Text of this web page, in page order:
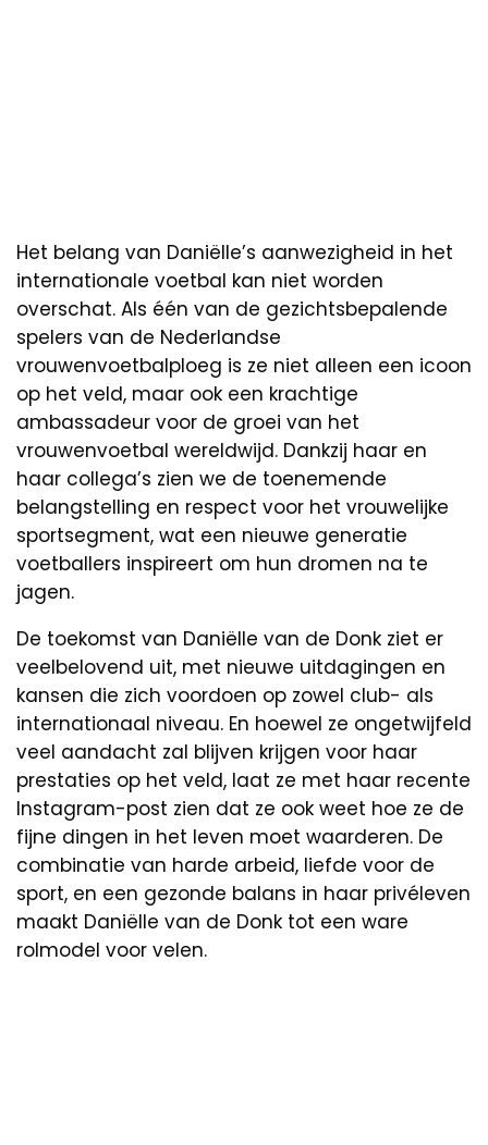
Het belang van Daniëlle’s aanwezigheid in het
internationale voetbal kan niet worden
overschat. Als één van de gezichtsbepalende
spelers van de Nederlandse
vrouwenvoetbalploeg is ze niet alleen een icoon
op het veld, maar ook een krachtige
ambassadeur voor de groei van het
vrouwenvoetbal wereldwijd. Dankzij haar en
haar collega’s zien we de toenemende
belangstelling en respect voor het vrouwelijke
sportsegment, wat een nieuwe generatie
voetballers inspireert om hun dromen na te
jagen.
De toekomst van Daniëlle van de Donk ziet er
veelbelovend uit, met nieuwe uitdagingen en
kansen die zich voordoen op zowel club- als
internationaal niveau. En hoewel ze ongetwijfeld
veel aandacht zal blijven krijgen voor haar
prestaties op het veld, laat ze met haar recente
Instagram-post zien dat ze ook weet hoe ze de
fijne dingen in het leven moet waarderen. De
combinatie van harde arbeid, liefde voor de
sport, en een gezonde balans in haar privéleven
maakt Daniëlle van de Donk tot een ware
rolmodel voor velen.